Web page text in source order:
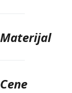
Materijal
Cene